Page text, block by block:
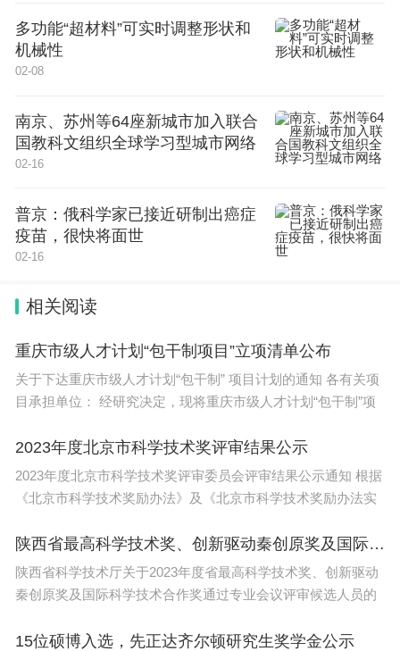
多功能“超材料”可实时调整形状和
机械性
02-08
南京、苏州等64座新城市加入联合
国教科文组织全球学习型城市网络
02-16
普京：俄科学家已接近研制出癌症
疫苗，很快将面世
02-16
相关阅读
重庆市级人才计划“包干制项目”立项清单公布
关于下达重庆市级人才计划“包干制” 项目计划的通知 各有关项
目承担单位： 经研究决定，现将重庆市级人才计划“包干制”项
2023年度北京市科学技术奖评审结果公示
2023年度北京市科学技术奖评审委员会评审结果公示通知 根据
《北京市科学技术奖励办法》及《北京市科学技术奖励办法实
陕西省最高科学技术奖、创新驱动秦创原奖及国际科学技术合作奖候选人名单发布
陕西省科学技术厅关于2023年度省最高科学技术奖、创新驱动
秦创原奖及国际科学技术合作奖通过专业会议评审候选人员的
15位硕博入选，先正达齐尔顿研究生奖学金公示